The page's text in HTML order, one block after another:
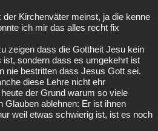
Kirchenväter meinst, ja die kenne
ich mir das alles recht fix
zeigen dass die Gottheit Jesu kein
ist, sondern dass es umgekehrt ist
nie bestritten dass Jesus Gott sei.
diese Lehre nicht ehr
der Grund warum so viele
Glauben ablehnen: Er ist ihnen
weil etwas schwierig ist, ist es noch